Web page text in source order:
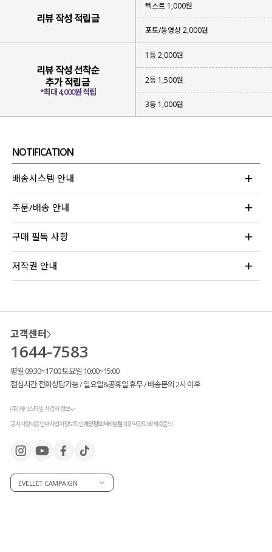
▶ 여리한 무드의 찰랑한 소재
위에 3가지 키워드로 제품 설명이 끝나는
편안함과 스타일을 동시에 만족시키는
데일리 스커트를 제작했어요!
리뷰 작성 적립금
텍스트 1,000원
포토/동영상 2,000원
리뷰 작성 선착순
추가 적립금
*최대 4,000원 적립
1등 2,000원
2등 1,500원
3등 1,000원
NOTIFICATION
배송시스템 안내
주문/배송 안내
구매 필독 사항
저작권 안내
고객센터
1644-7583
평일 09:30~17:00 토요일 10:00~15:00
점심시간 전화상담가능 / 일요일&공휴일 휴무 / 배송문의 2시 이후
(주) 제이스타일 사업자 정보
공지사항이용안내사업자정보확인개인정보처리방침이용약관도매/제휴문의
EVELLET CAMPAIGN